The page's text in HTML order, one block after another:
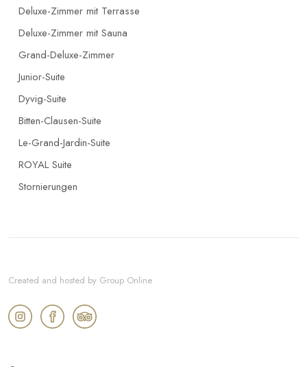
Deluxe-Zimmer mit Terrasse
Deluxe-Zimmer mit Sauna
Grand-Deluxe-Zimmer
Junior-Suite
Dyvig-Suite
Bitten-Clausen-Suite
Le-Grand-Jardin-Suite
ROYAL Suite
Stornierungen
Created and hosted by Group Online